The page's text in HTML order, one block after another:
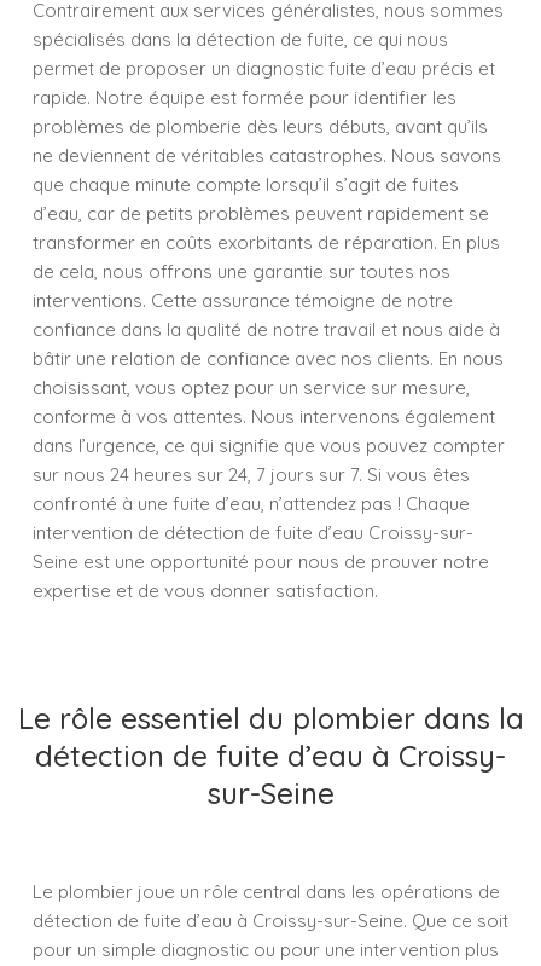
Contrairement aux services généralistes, nous sommes
spécialisés dans la détection de fuite, ce qui nous
permet de proposer un diagnostic fuite d’eau précis et
rapide. Notre équipe est formée pour identifier les
problèmes de plomberie dès leurs débuts, avant qu’ils
ne deviennent de véritables catastrophes. Nous savons
que chaque minute compte lorsqu’il s’agit de fuites
d’eau, car de petits problèmes peuvent rapidement se
transformer en coûts exorbitants de réparation. En plus
de cela, nous offrons une garantie sur toutes nos
interventions. Cette assurance témoigne de notre
confiance dans la qualité de notre travail et nous aide à
bâtir une relation de confiance avec nos clients. En nous
choisissant, vous optez pour un service sur mesure,
conforme à vos attentes. Nous intervenons également
dans l’urgence, ce qui signifie que vous pouvez compter
sur nous 24 heures sur 24, 7 jours sur 7. Si vous êtes
confronté à une fuite d’eau, n’attendez pas ! Chaque
intervention de détection de fuite d’eau Croissy-sur-
Seine est une opportunité pour nous de prouver notre
expertise et de vous donner satisfaction.
Le rôle essentiel du plombier dans la
détection de fuite d’eau à Croissy-
sur-Seine
Le plombier joue un rôle central dans les opérations de
détection de fuite d’eau à Croissy-sur-Seine. Que ce soit
pour un simple diagnostic ou pour une intervention plus